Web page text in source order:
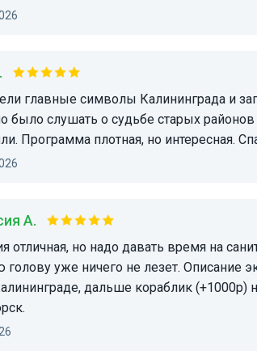
было слушать о судьбе старых
Программа плотная, но интересная.
А.
голову уже ничего не лезет. Описание
дальше кораблик (+1000р)